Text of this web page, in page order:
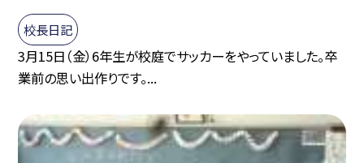
校長日記
3月15日（金）6年生が校庭でサッカーをやっていました。卒
業前の思い出作りです。...